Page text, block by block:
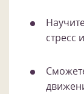
стресс